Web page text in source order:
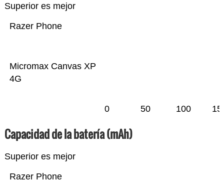
Superior es mejor
Micromax Canvas XP
4G
Razer Phone
0 50 100
Capacidad de la batería (mAh)
Superior es mejor
Razer Phone